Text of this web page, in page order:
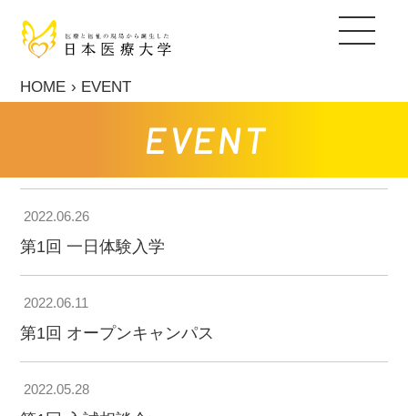
ヒューマンデザイン学部
総合福祉学部
通信教育部
大学院
キャリア教育支援
キャリアセンター
就職実績
国家試験対策支援
キャリア・アップ支援
センタースタッフ紹介
採用ご担当者の皆さま
HOME EVENT
EVENT
2022.06.26
第1回 一日体験入学
2022.06.11
第1回 オープンキャンパス
2022.05.28